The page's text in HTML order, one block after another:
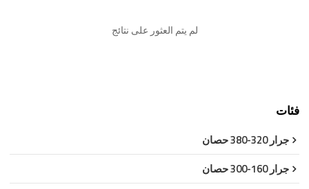
لم يتم العثور على نتائج
فئات
جرار 320-380 حصان
جرار 160-300 حصان